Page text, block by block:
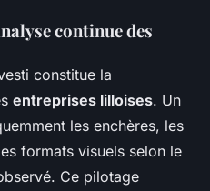
continue des
constitue la
entreprises lilloises. Un
les enchères, les
formats visuels selon le
Ce pilotage